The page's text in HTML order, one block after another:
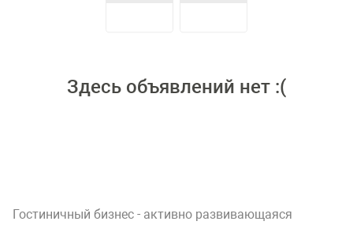
Здесь объявлений нет :(
Гостиничный бизнес - активно развивающаяся